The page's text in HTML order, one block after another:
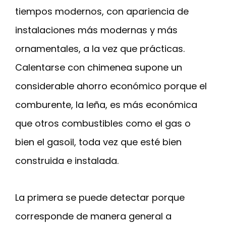
tiempos modernos, con apariencia de
instalaciones más modernas y más
ornamentales, a la vez que prácticas.
Calentarse con chimenea supone un
considerable ahorro económico porque el
comburente, la leña, es más económica
que otros combustibles como el gas o
bien el gasoil, toda vez que esté bien
construida e instalada.
La primera se puede detectar porque
corresponde de manera general a